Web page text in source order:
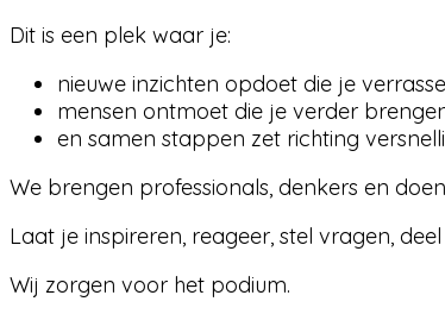
Dit is een plek waar je:
nieuwe inzichten opdoet die je
mensen ontmoet die je verder
en samen stappen zet richting
We brengen professionals, denkers en
Laat je inspireren, reageer, stel vragen,
Wij zorgen voor het podium.